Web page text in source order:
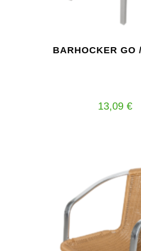
BARHOCKER GO /
13,09 €